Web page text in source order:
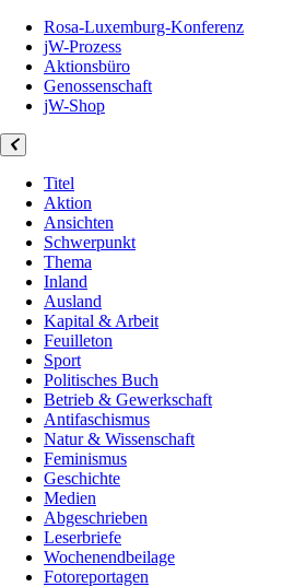
Rosa-Luxemburg-Konferenz
jW-Prozess
Aktionsbüro
Genossenschaft
jW-Shop
Titel
Aktion
Ansichten
Schwerpunkt
Thema
Inland
Ausland
Kapital & Arbeit
Feuilleton
Sport
Politisches Buch
Betrieb & Gewerkschaft
Antifaschismus
Natur & Wissenschaft
Feminismus
Geschichte
Medien
Abgeschrieben
Leserbriefe
Wochenendbeilage
Fotoreportagen